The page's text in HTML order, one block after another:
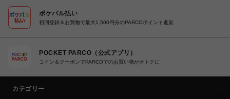
ポケパル払い
初回登録＆お買物で最大1,500円分のPARCOポイント進呈
POCKET PARCO（公式アプリ）
コイン＆クーポンでPARCOでのお買い物がオトクに
カテゴリー